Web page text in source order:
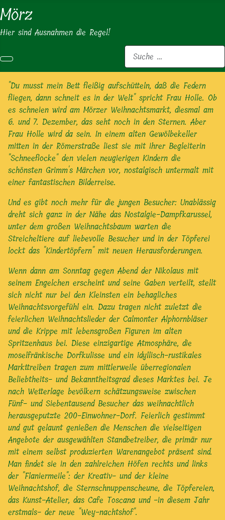
Mörz
Hier sind Ausnahmen die Regel!
Suchen
"Du musst mein Bett fleißig aufschütteln, daß die Federn
fliegen, dann schneit es in der Welt" spricht Frau Holle. Ob
es schneien wird am Mörzer Weihnachtsmarkt, diesmal am
6. und 7. Dezember, das seht noch in den Sternen. Aber
Frau Holle wird da sein. In einem alten Gewölbekeller
mitten in der Römerstraße liest sie mit ihrer Begleiterin
"Schneeflocke" den vielen neugierigen Kindern die
schönsten Grimm's Märchen vor, nostalgisch untermalt mit
einer fantastischen Bilderreise.
Und es gibt noch mehr für die jungen Besucher: Unablässig
dreht sich ganz in der Nähe das Nostalgie-Dampfkarussel,
unter dem großen Weihnachtsbaum warten die
Streicheltiere auf liebevolle Besucher und in der Töpferei
lockt das "Kindertöpfern" mit neuen Herausforderungen.
Wenn dann am Sonntag gegen Abend der Nikolaus mit
seinem Engelchen erscheint und seine Gaben verteilt, stellt
sich nicht nur bei den Kleinsten ein behagliches
Weihnachtsvorgefühl ein. Dazu tragen nicht zuletzt die
feierlichen Weihnachtslieder der Calmonter Alphornbläser
und die Krippe mit lebensgroßen Figuren im alten
Spritzenhaus bei. Diese einzigartige Atmosphäre, die
moselfränkische Dorfkulisse und ein idyllisch-rustikales
Markttreiben tragen zum mittlerweile überregionalen
Beliebtheits- und Bekanntheitsgrad dieses Marktes bei. Je
nach Wetterlage bevölkern schätzungsweise zwischen
Fünf- und Siebentausend Besucher das weihnachtlich
herausgeputzte 200-Einwohner-Dorf. Feierlich gestimmt
und gut gelaunt genießen die Menschen die vielseitigen
Angebote der ausgewählten Standbetreiber, die primär nur
mit einem selbst produzierten Warenangebot präsent sind.
Man findet sie in den zahlreichen Höfen rechts und links
der "Flaniermeile": der Kreativ- und der kleine
Weihnachtshof, die Sternschnuppenscheune, die Töpfereien,
das Kunst-Atelier, das Cafe Toscana und -in diesem Jahr
erstmals- der neue "Wey-nachtshof".